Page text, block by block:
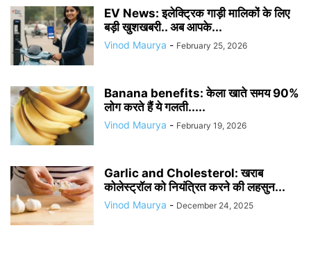
EV News: इलेक्ट्रिक गाड़ी मालिकों के लिए
बड़ी खुशखबरी.. अब आपके...
Vinod Maurya - February 25, 2026
Banana benefits: केला खाते समय 90%
लोग करते हैं ये गलती.....
Vinod Maurya - February 19, 2026
Garlic and Cholesterol: खराब
कोलेस्ट्रॉल को नियंत्रित करने की लहसुन...
Vinod Maurya - December 24, 2025